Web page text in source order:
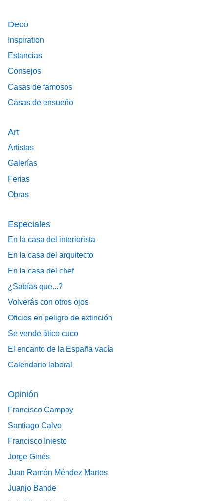
Deco
Inspiration
Estancias
Consejos
Casas de famosos
Casas de ensueño
Art
Artistas
Galerías
Ferias
Obras
Especiales
En la casa del interiorista
En la casa del arquitecto
En la casa del chef
¿Sabías que...?
Volverás con otros ojos
Oficios en peligro de extinción
Se vende ático cuco
El encanto de la España vacía
Calendario laboral
Opinión
Francisco Campoy
Santiago Calvo
Francisco Iniesto
Jorge Ginés
Juan Ramón Méndez Martos
Juanjo Bande